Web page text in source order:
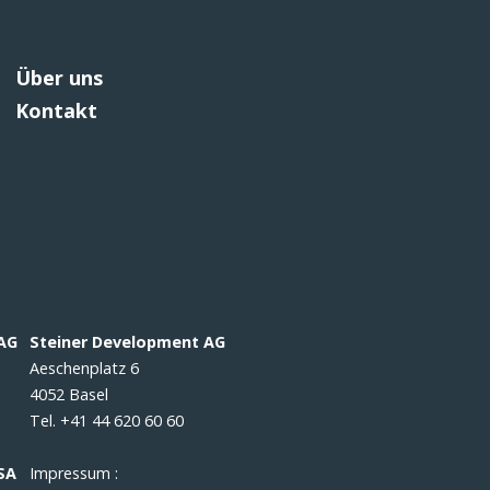
Über uns
Kontakt
Steiner Development AG
Aeschenplatz 6
4052 Basel
Tel. +41 44 620 60 60
Impressum :